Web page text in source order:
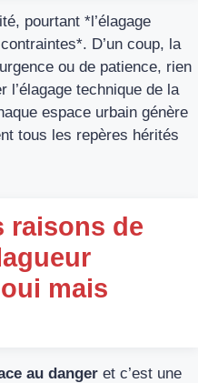
pourtant *l’élagage
D’un coup, la
ou de patience, rien
l’élagage technique de la
espace urbain génère
tous les repères hérités
raisons de
mais
au danger et c’est une